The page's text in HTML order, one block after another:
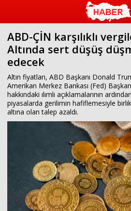
ABD-ÇİN karşılıklı
Altında sert düşüş
edecek
Altın fiyatları, ABD Başkanı Donald
Amerikan Merkez Bankası (Fed)
hakkındaki ılımlı açıklamalarının
piyasalarda gerilimin hafiflemesiyle
altına olan talep azaldı.